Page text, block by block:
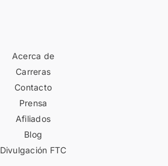
Acerca de
Carreras
Contacto
Prensa
Afiliados
Blog
Divulgación FTC